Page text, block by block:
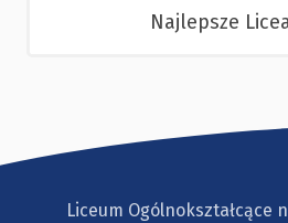
Najlepsze
Liceum Ogólnokształcące